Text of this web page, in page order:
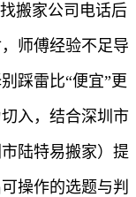
搬家公司电话后
师傅经验不足导
踩雷比“便宜”更
入，结合深圳市
陆特易搬家）提
操作的选题与判